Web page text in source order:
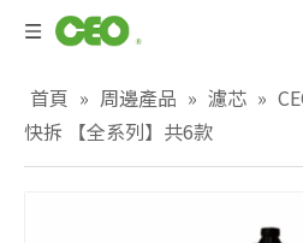
首頁 » 周邊產品 » 濾芯 »
快拆 【全系列】共6款